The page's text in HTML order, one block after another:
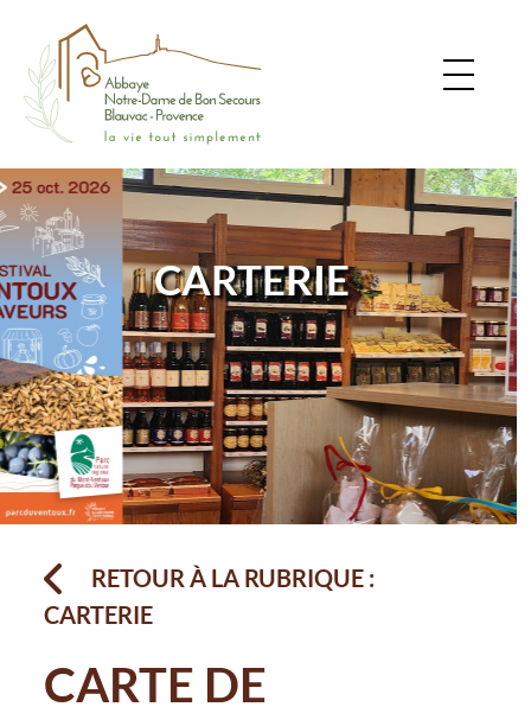
CARTERIE
RETOUR À LA RUBRIQUE :
CARTERIE
CARTE DE